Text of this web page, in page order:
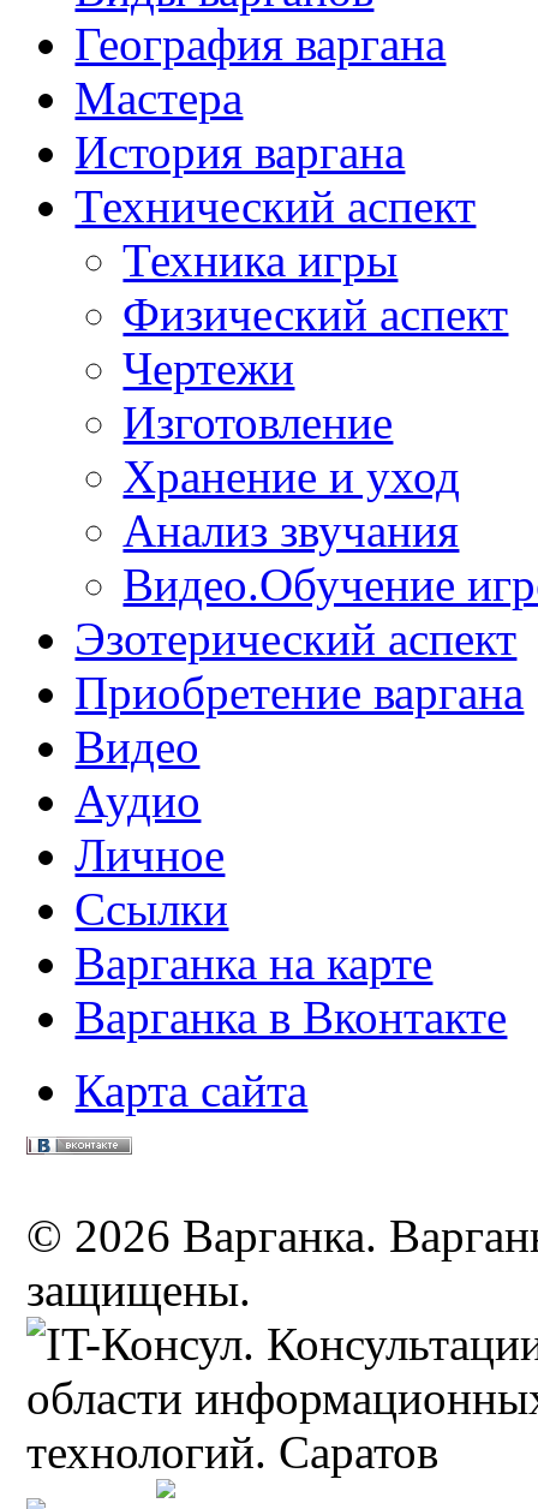
География варгана
Мастера
История варгана
Технический аспект
Техника игры
Физический аспект
Чертежи
Изготовление
Хранение и уход
Анализ звучания
Видео.Обучение
Эзотерический аспект
Приобретение варгана
Видео
Аудио
Личное
Ссылки
Варганка на карте
Варганка в Вконтакте
Карта сайта
© 2026 Варганка.
защищены.